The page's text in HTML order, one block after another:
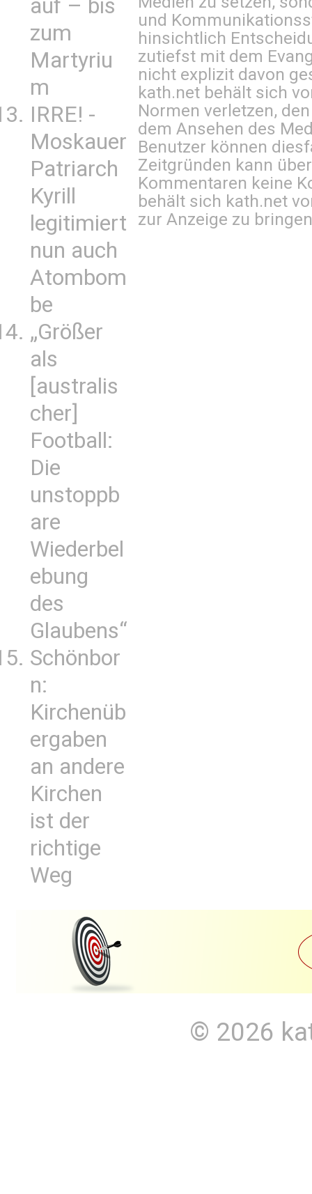
auf – bis
zum
Martyriu
m
IRRE! -
Moskauer
Patriarch
Kyrill
legitimiert
nun auch
Atombom
be
„Größer
als
[australis
cher]
Football:
Die
unstoppb
are
Wiederbel
ebung
des
Glaubens“
Schönbor
n:
Kirchenüb
ergaben
an andere
Kirchen
ist der
richtige
Weg
und
hinsichtlich
zutiefst mit dem
nicht explizit davon
kath.net behält sich
Normen verletzen,
dem Ansehen des
Benutzer können
Zeitgründen kann
Kommentaren keine
behält sich kath.net
zur Anzeige zu
© 2026